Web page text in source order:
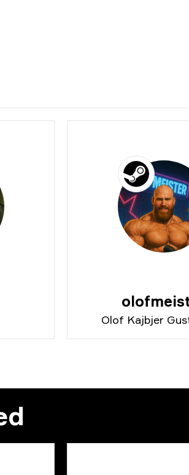
Olof Kajbjer